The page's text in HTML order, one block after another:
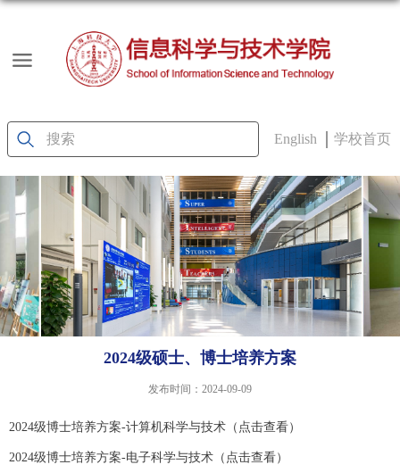
English 学校首页
2024级硕士、博士培养方案
发布时间：2024-09-09
2024级博士培养方案-计算机科学与技术（点击查看）
2024级博士培养方案-电子科学与技术（点击查看）